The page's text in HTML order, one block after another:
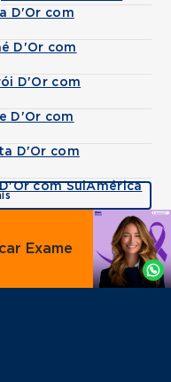
D'Or com
D'Or com
D'Or com
D'Or com
D'Or com
com SulAmérica
Agende
por
Whatsapp
Exame